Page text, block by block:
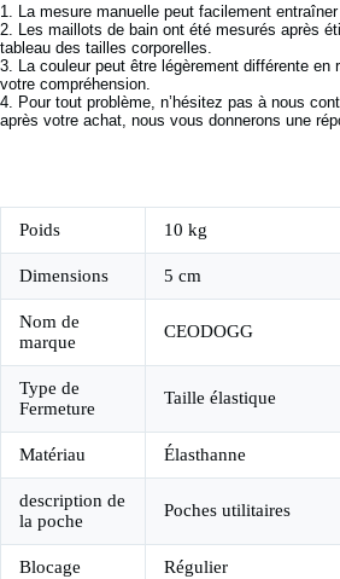
1. La mesure manuelle peut facilement
2. Les maillots de bain ont été mesurés après
tableau des tailles corporelles.
3. La couleur peut être légèrement différente en
votre compréhension.
4. Pour tout problème, n’hésitez pas à nous
après votre achat, nous vous donnerons une
Poids 10 kg
Dimensions 5 cm
Nom de
marque
CEODOGG
Type de
Fermeture
Taille élastique
Matériau Élasthanne
description de
la poche
Poches utilitaires
Blocage Régulier